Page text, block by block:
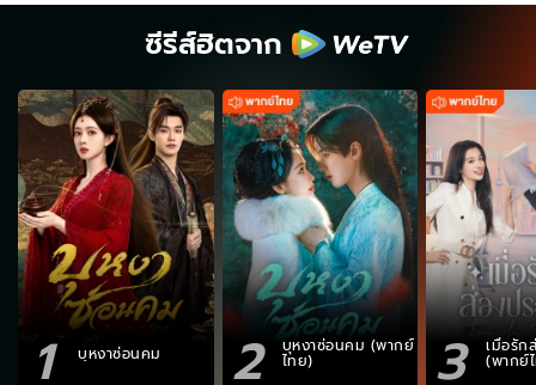
ซีรีส์ฮิตจาก
1 บุหงาซ่อนคม 2 บุหงาซ่อนคม (พากย์
ไทย) 3 เมื่อรัก
(พากย์